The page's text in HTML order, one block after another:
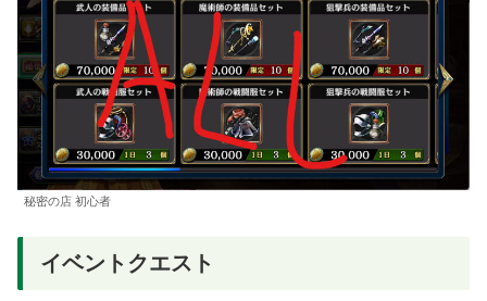
秘密の店 初心者
イベントクエスト